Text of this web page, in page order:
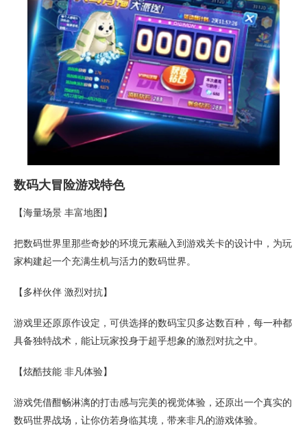
数码大冒险游戏特色
【海量场景 丰富地图】
把数码世界里那些奇妙的环境元素融入到游戏关卡的设计中，为玩
家构建起一个充满生机与活力的数码世界。
【多样伙伴 激烈对抗】
游戏里还原原作设定，可供选择的数码宝贝多达数百种，每一种都
具备独特战术，能让玩家投身于超乎想象的激烈对抗之中。
【炫酷技能 非凡体验】
游戏凭借酣畅淋漓的打击感与完美的视觉体验，还原出一个真实的
数码世界战场，让你仿若身临其境，带来非凡的游戏体验。